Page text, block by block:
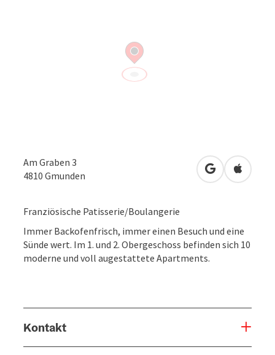
Am Graben 3
4810 Gmunden in Google
in
Franziösische Patisserie/Boulangerie
Immer Backofenfrisch, immer einen Besuch und eine
Sünde wert. Im 1. und 2. Obergeschoss befinden sich 10
moderne und voll augestattete Apartments.
Kontakt